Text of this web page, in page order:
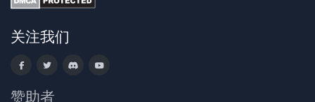
关注我们
赞助者